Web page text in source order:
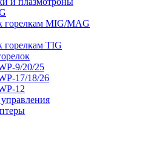
горелкам MIG/MAG
горелкам TIG
9/20/25
17/18/26
12